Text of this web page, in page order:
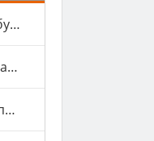
Машина для испытаний обуви
Кожаная испытательная машина
Камеры экологических испытаний